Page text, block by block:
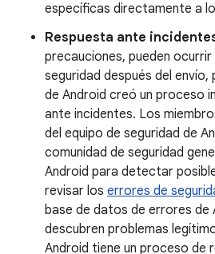
específicas directamente a
Respuesta ante
precauciones, pueden
seguridad después del
de Android creó un proceso
ante incidentes. Los
del equipo de seguridad de
comunidad de seguridad
Android para detectar
revisar los errores de
base de datos de errores de
descubren problemas
Android tiene un proceso de